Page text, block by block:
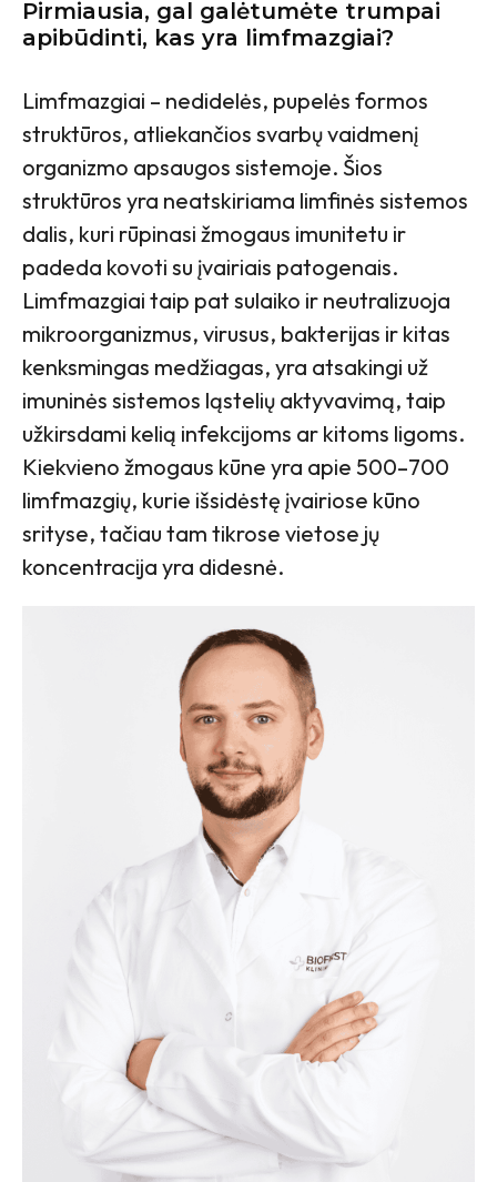
Pirmiausia, gal galėtumėte trumpai
apibūdinti, kas yra limfmazgiai?
Limfmazgiai – nedidelės, pupelės formos
struktūros, atliekančios svarbų vaidmenį
organizmo apsaugos sistemoje. Šios
struktūros yra neatskiriama limfinės sistemos
dalis, kuri rūpinasi žmogaus imunitetu ir
padeda kovoti su įvairiais patogenais.
Limfmazgiai taip pat sulaiko ir neutralizuoja
mikroorganizmus, virusus, bakterijas ir kitas
kenksmingas medžiagas, yra atsakingi už
imuninės sistemos ląstelių aktyvavimą, taip
užkirsdami kelią infekcijoms ar kitoms ligoms.
Kiekvieno žmogaus kūne yra apie 500–700
limfmazgių, kurie išsidėstę įvairiose kūno
srityse, tačiau tam tikrose vietose jų
koncentracija yra didesnė.